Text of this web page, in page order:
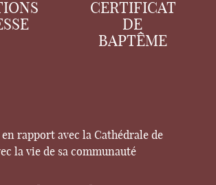
CERTIFICAT
DE
BAPTÊME
rapport avec la Cathédrale de
la vie de sa communauté